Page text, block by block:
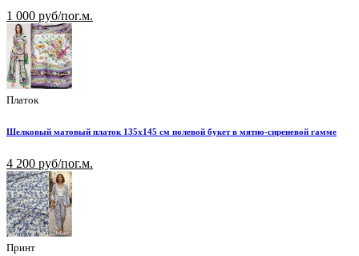
1 000 руб/пог.м.
Платок
Шелковый матовый платок 135х145 см полевой букет в мятно-сиреневой гамме
4 200 руб/пог.м.
Принт